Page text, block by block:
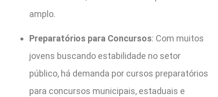
amplo.
Preparatórios para Concursos: Com muitos
jovens buscando estabilidade no setor
público, há demanda por cursos preparatórios
para concursos municipais, estaduais e